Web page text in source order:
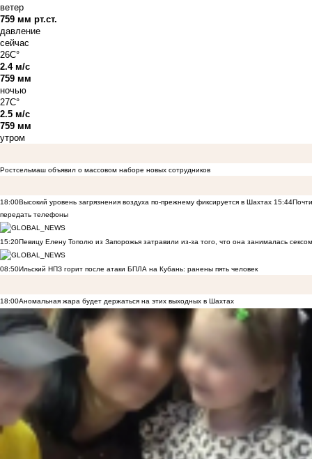
ветер
759 мм рт.ст.
давление
сейчас
26C°
2.4 м/с
759 мм
ночью
27C°
2.5 м/с
759 мм
утром
Ростсельмаш объявил о массовом наборе новых сотрудников
18:00Высокий уровень загрязнения воздуха по-прежнему фиксируется в Шахтах 15:44
передать телефоны
15:20Певицу Елену Тополю из Запорожья затравили из-за того, что она занималась
08:50Ильский НПЗ горит после атаки БПЛА на Кубань: ранены пять человек
18:00Аномальная жара будет держаться на этих выходных в Шахтах